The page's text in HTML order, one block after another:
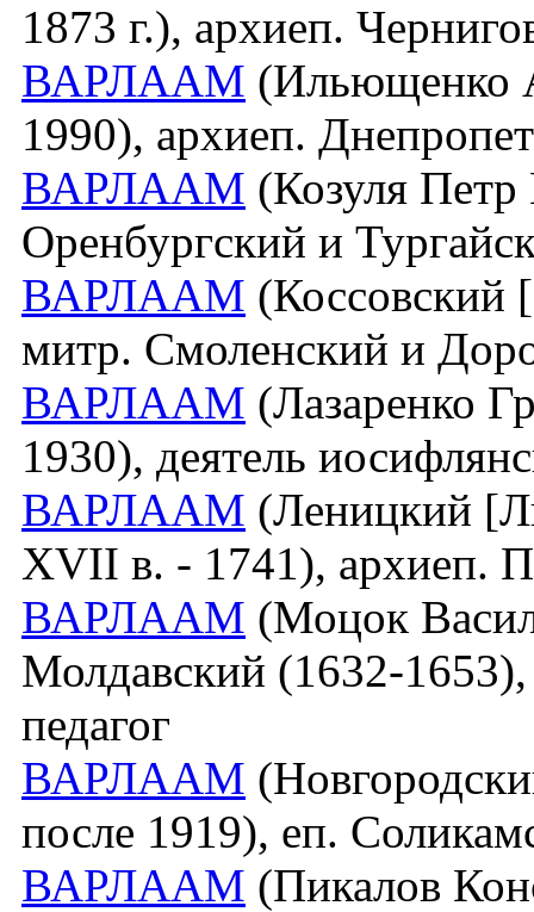
1873 г.), архиеп.
ВАРЛААМ (Ильющенко
1990), архиеп.
ВАРЛААМ (Козуля
Оренбургский и
ВАРЛААМ (Коссовский
митр. Смоленский и
ВАРЛААМ (Лазаренко
1930), деятель
ВАРЛААМ (Леницкий
XVII в. - 1741), архиеп.
ВАРЛААМ (Моцок
Молдавский (1632-1653),
педагог
ВАРЛААМ
после 1919), еп.
ВАРЛААМ (Пикалов